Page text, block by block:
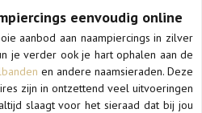
eenvoudig online
aanbod aan naampiercings in zilver
je verder ook je hart ophalen aan de
en andere naamsieraden. Deze
zijn in ontzettend veel uitvoeringen
slaagt voor het sieraad dat bij jou